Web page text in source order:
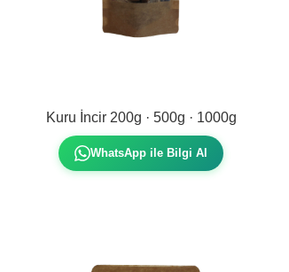
Kuru İncir 200g · 500g · 1000g
WhatsApp ile Bilgi Al